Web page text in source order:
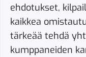
ehdotukset,
kaikkea
tärkeää tehdä
kumppaneiden